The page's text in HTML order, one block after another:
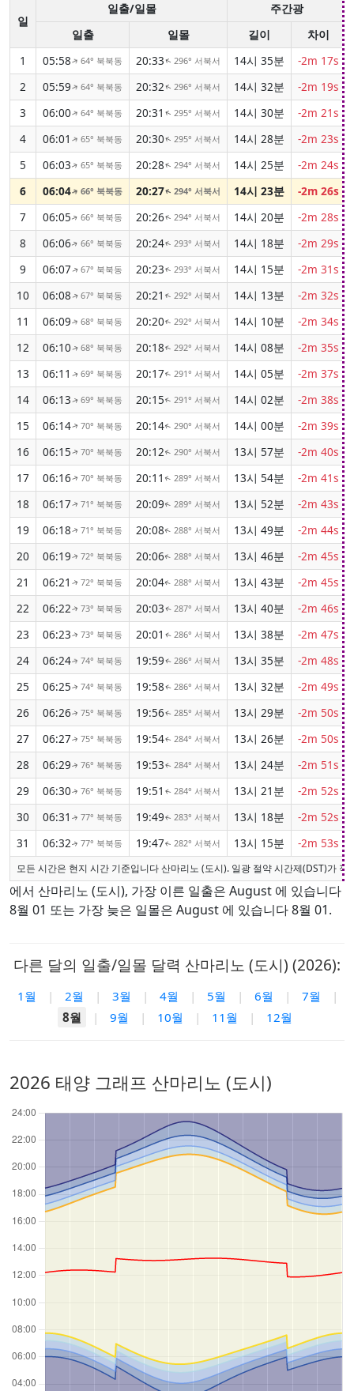
일
일출/일몰 주간광
일출
일몰 길이
차이
1
05:58↑64° 북북동 20:33↑296° 서북서 14시 35분 -2m 17s
2
05:59↑64° 북북동 20:32↑296° 서북서 14시 32분 -2m 19s
3
06:00↑64° 북북동 20:31 ↑295° 서북서 14시 30분 -2m 21s
4
06:01 ↑65° 북북동 20:30↑295° 서북서 14시 28분 -2m 23s
5
06:03↑65° 북북동 20:28↑294° 서북서 14시 25분 -2m 24s
6
06:04↑66° 북북동 20:27↑294° 서북서 14시 23분 -2m 26s
7
06:05↑66° 북북동 20:26↑294° 서북서 14시 20분 -2m 28s
8
06:06↑66° 북북동 20:24↑293° 서북서 14시 18분 -2m 29s
9
06:07↑67° 북북동 20:23↑293° 서북서 14시 15분 -2m 31s
10
06:08↑67° 북북동 20:21 ↑ 292° 서북서 14시 13분 -2m 32s
11
06:09↑68° 북북동 20:20↑ 292° 서북서 14시 10분 -2m 34s
12
06:10↑68° 북북동 20:18↑ 292° 서북서 14시 08분 -2m 35s
13
06:11 ↑69° 북북동 20:17↑ 291° 서북서 14시 05분 -2m 37s
14
06:13↑69° 북북동 20:15↑ 291° 서북서 14시 02분 -2m 38s
15
06:14↑70° 북북동 20:14↑ 290° 서북서 14시 00분 -2m 39s
16
06:15↑70° 북북동 20:12↑ 290° 서북서 13시 57분 -2m 40s
17
06:16↑70° 북북동 20:11 ↑ 289° 서북서 13시 54분 -2m 41s
18
06:17↑71° 북북동 20:09↑ 289° 서북서 13시 52분 -2m 43s
19
06:18↑71° 북북동 20:08↑ 288° 서북서 13시 49분 -2m 44s
20
06:19↑72° 북북동 20:06↑ 288° 서북서 13시 46분 -2m 45s
21
06:21 ↑72° 북북동 20:04↑ 288° 서북서 13시 43분 -2m 45s
22
06:22↑73° 북북동 20:03↑ 287° 서북서 13시 40분 -2m 46s
23
06:23↑73° 북북동 20:01 ↑ 286° 서북서 13시 38분 -2m 47s
24
06:24↑ 74° 북북동 19:59↑ 286° 서북서 13시 35분 -2m 48s
25
06:25↑ 74° 북북동 19:58↑ 286° 서북서 13시 32분 -2m 49s
26
06:26↑ 75° 북북동 19:56↑ 285° 서북서 13시 29분 -2m 50s
27
06:27↑ 75° 북북동 19:54↑ 284° 서북서 13시 26분 -2m 50s
28
06:29↑ 76° 북북동 19:53↑ 284° 서북서 13시 24분 -2m 51s
29
06:30↑ 76° 북북동 19:51 ↑ 284° 서북서 13시 21분 -2m 52s
30
06:31 ↑ 77° 북북동 19:49↑ 283° 서북서 13시 18분 -2m 52s
31
06:32↑ 77° 북북동 19:47↑ 282° 서북서 13시 15분 -2m 53s
모든 시간은 현지 시간 기준입니다 산마리노 (도시). 일광 절약 시간제(DST)가
에서 산마리노 (도시), 가장 이른 일출은 August 에 있습니다
8월 01 또는 가장 늦은 일몰은 August 에 있습니다 8월 01.
다른 달의 일출/일몰 달력 산마리노 (도시) (2026):
1월 | 2월 | 3월 | 4월 | 5월 | 6월 | 7월
|
8월
| 9월 | 10월 | 11월 | 12월
2026 태양 그래프 산마리노 (도시)